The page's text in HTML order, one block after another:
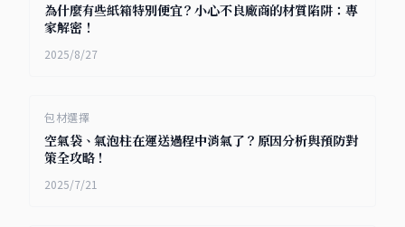
為什麼有些紙箱特別便宜？小心不良廠商的材質陷阱：專
家解密！
2025/8/27
包材選擇
空氣袋、氣泡柱在運送過程中消氣了？原因分析與預防對
策全攻略！
2025/7/21